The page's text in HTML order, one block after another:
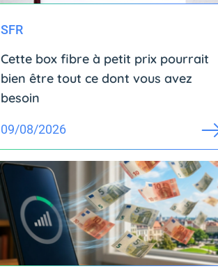
SFR
Cette box fibre à petit prix pourrait
bien être tout ce dont vous avez
besoin
09/08/2026